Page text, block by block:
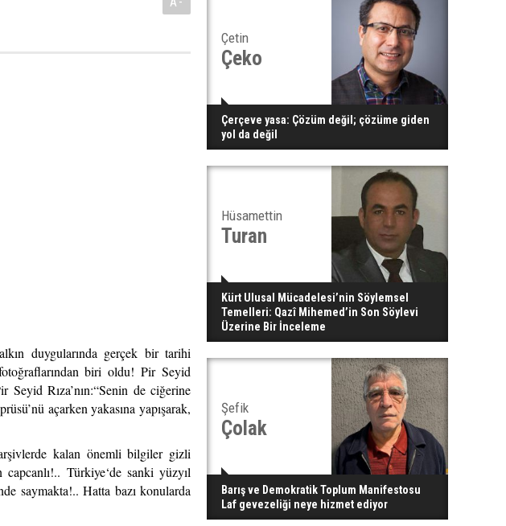
duygularında gerçek bir tarihi
biri oldu! Pir Seyid
Seyid Rıza’nın:“Senin de ciğerine
açarken yakasına yapışarak,
kalan önemli bilgiler gizli
Türkiye‘de sanki yüzyıl
saymakta!.. Hatta bazı konularda
Çetin
Çeko
Çerçeve yasa: Çözüm değil; çözüme giden
yol da değil
Hüsamettin
Turan
Kürt Ulusal Mücadelesi’nin Söylemsel
Temelleri: Qazî Mihemed’in Son Söylevi
Üzerine Bir İnceleme
Şefik
Çolak
Barış ve Demokratik Toplum Manifestosu
Laf gevezeliği neye hizmet ediyor